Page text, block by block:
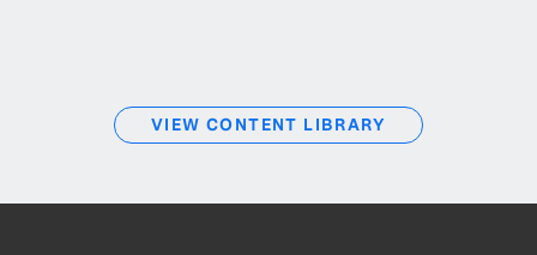
VIEW CONTENT LIBRARY